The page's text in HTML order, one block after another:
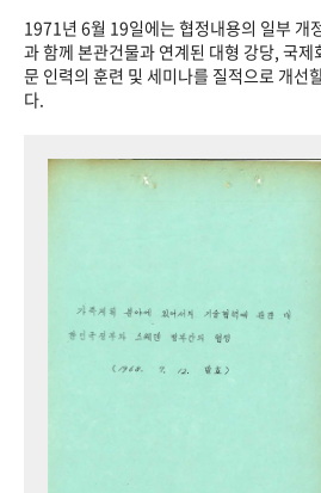
VR 역사관
1971년 6월 19일에는 협정내용의 일부 개
과 함께 본관건물과 연계된 대형 강당, 국
문 인력의 훈련 및 세미나를 질적으로 개선
다.